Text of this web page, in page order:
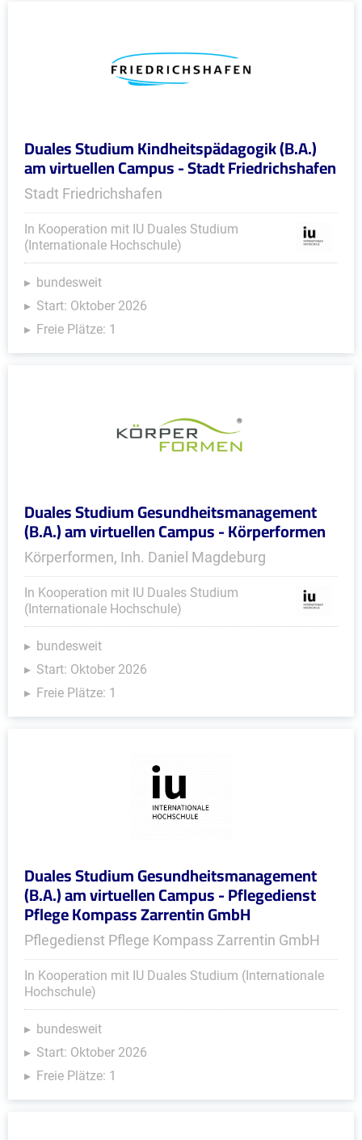
Duales Studium Kindheitspädagogik (B.A.)
am virtuellen Campus - Stadt Friedrichshafen
Stadt Friedrichshafen
In Kooperation mit IU Duales Studium
(Internationale Hochschule)
bundesweit
Start: Oktober 2026
Freie Plätze: 1
Duales Studium Gesundheitsmanagement
(B.A.) am virtuellen Campus - Körperformen
Körperformen, Inh. Daniel Magdeburg
In Kooperation mit IU Duales Studium
(Internationale Hochschule)
bundesweit
Start: Oktober 2026
Freie Plätze: 1
Duales Studium Gesundheitsmanagement
(B.A.) am virtuellen Campus - Pflegedienst
Pflege Kompass Zarrentin GmbH
Pflegedienst Pflege Kompass Zarrentin GmbH
In Kooperation mit IU Duales Studium (Internationale
Hochschule)
bundesweit
Start: Oktober 2026
Freie Plätze: 1